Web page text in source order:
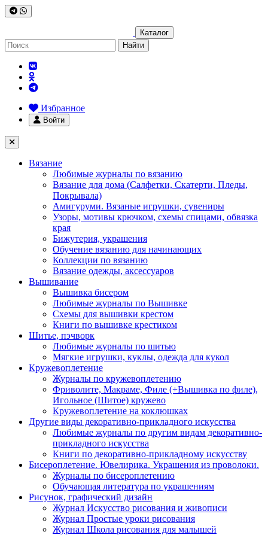
Каталог
Найти
Избранное
Войти
Вязание
Любимые журналы по вязанию
Вязание для дома (Салфетки, Скатерти, Пледы,
Покрывала)
Амигуруми. Вязаные игрушки, сувениры
Узоры, мотивы крючком, схемы спицами, обвязка
края
Бижутерия, украшения
Обучение вязанию для начинающих
Коллекции по вязанию
Вязание одежды, аксессуаров
Вышивание
Вышивка бисером
Любимые журналы по Вышивке
Схемы для вышивки крестом
Книги по вышивке крестиком
Шитье, пэчворк
Любимые журналы по шитью
Мягкие игрушки, куклы, одежда для кукол
Кружевоплетение
Журналы по кружевоплетению
Фриволите, Макраме, Филе (+Вышивка по филе),
Игольное (Шитое) кружево
Кружевоплетение на коклюшках
Другие виды декоративно-прикладного искусства
Любимые журналы по другим видам декоративно-
прикладного искусства
Книги по декоративно-прикладному искусству
Бисероплетение. Ювелирика. Украшения из проволоки.
Журналы по бисероплетению
Обучающая литература по украшениям
Рисунок, графический дизайн
Журнал Искусство рисования и живописи
Журнал Простые уроки рисования
Журнал Школа рисования для малышей